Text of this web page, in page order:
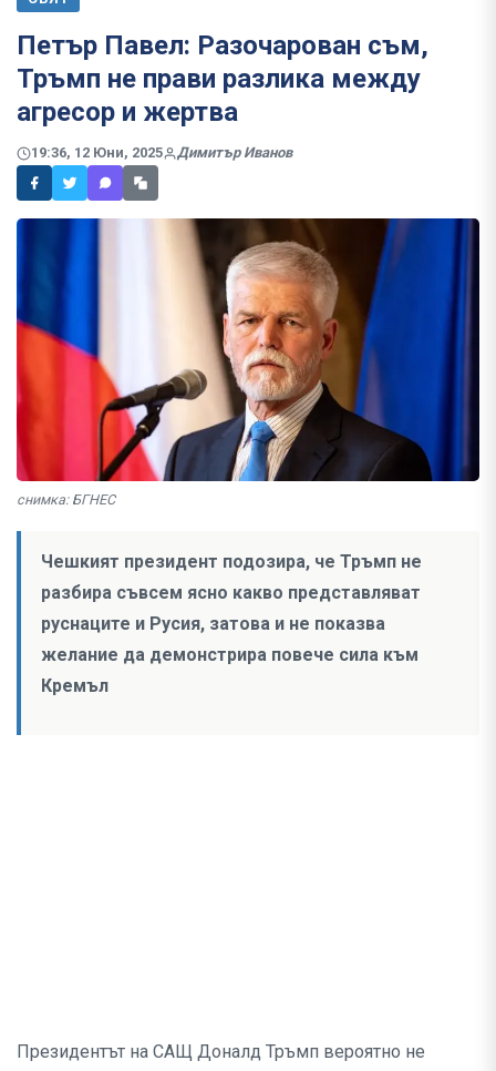
Петър Павел: Разочарован съм,
Тръмп не прави разлика между
агресор и жертва
19:36, 12 Юни, 2025 Димитър Иванов
снимка: БГНЕС
Чешкият президент подозира, че Тръмп не
разбира съвсем ясно какво представляват
руснаците и Русия, затова и не показва
желание да демонстрира повече сила към
Кремъл
Президентът на САЩ Доналд Тръмп вероятно не